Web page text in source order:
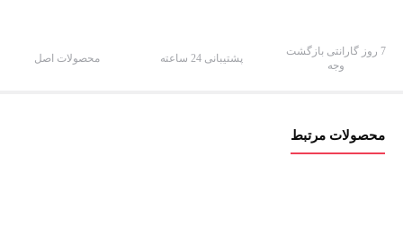
7 روز گارانتی بازگشت
وجه
پشتیبانی 24 ساعته محصولات اصل
محصولات مرتبط